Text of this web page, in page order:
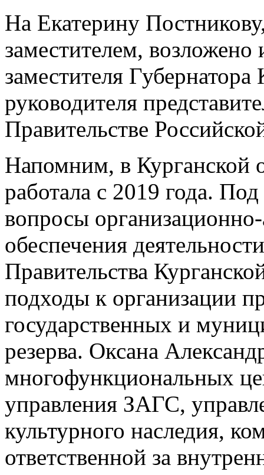
На Екатерину
заместителем, возложено
заместителя
руководителя
Правительстве
Напомним, в Курганской
работала с 2019 года.
вопросы
обеспечения
Правительства
подходы к организации
государственных и
резерва. Оксана
многофункциональных
управления ЗАГС,
культурного наследия,
ответственной за